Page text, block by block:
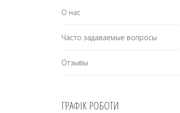
О нас
Часто задаваемые вопросы
Отзывы
ГРАФІК РОБОТИ